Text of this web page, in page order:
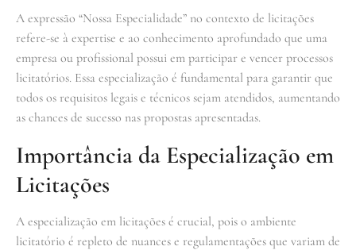
A expressão “Nossa Especialidade” no contexto de licitações
refere-se à expertise e ao conhecimento aprofundado que uma
empresa ou profissional possui em participar e vencer processos
licitatórios. Essa especialização é fundamental para garantir que
todos os requisitos legais e técnicos sejam atendidos, aumentando
as chances de sucesso nas propostas apresentadas.
Importância da Especialização em
Licitações
A especialização em licitações é crucial, pois o ambiente
licitatório é repleto de nuances e regulamentações que variam de